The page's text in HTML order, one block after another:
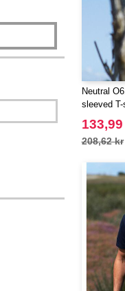
Neutral
sleeved T-
208,62 kr